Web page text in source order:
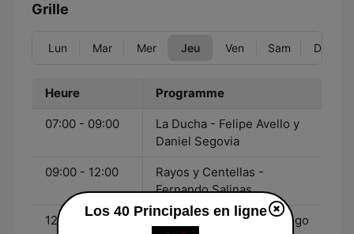
Grille
Lun Mar Mer Jeu Ven Sam Dim
Heure Programme
07:00 - 09:00
La Ducha - Felipe Avello y
Daniel Segovia
09:00 - 12:00
Rayos y Centellas -
Fernando Salinas
12:00 - 14:00 Página 40 - Martina Orrego
Los 40 Principales en ligne